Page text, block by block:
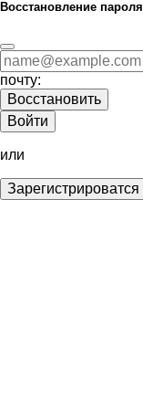
Восстановление пароля
почту:
Восстановить
Войти
или
Зарегистрироватся